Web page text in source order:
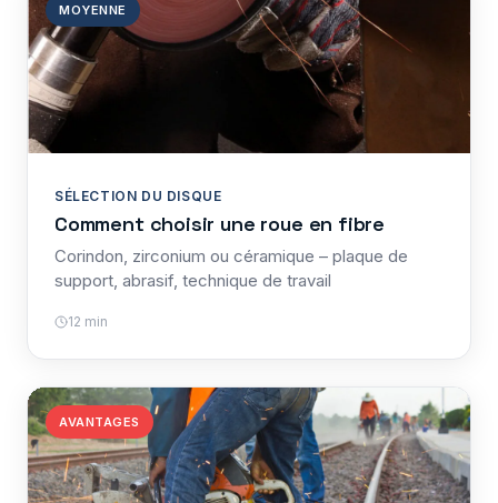
MOYENNE
SÉLECTION DU DISQUE
Comment choisir une roue en fibre
Corindon, zirconium ou céramique – plaque de
support, abrasif, technique de travail
12 min
AVANTAGES